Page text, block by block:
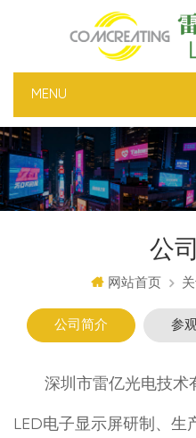
公
网站首页
公司简介 参
深圳市雷亿光电技术
LED电子显示屏研制、生